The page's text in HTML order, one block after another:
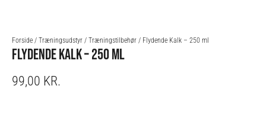
Forside / Træningsudstyr / Træningstilbehør / Flydende Kalk – 250 ml
FLYDENDE KALK – 250 ML
99,00 KR.